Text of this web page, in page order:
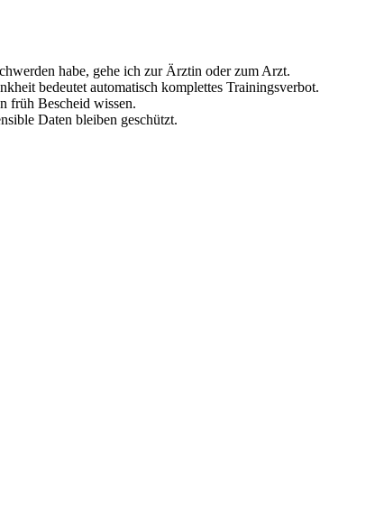
habe, gehe ich zur Ärztin oder zum Arzt.
bedeutet automatisch komplettes Trainingsverbot.
früh Bescheid wissen.
Daten bleiben geschützt.